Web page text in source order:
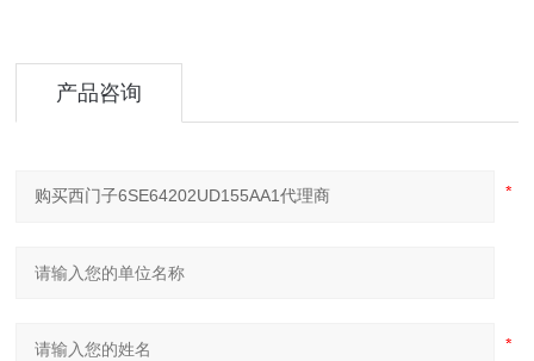
产品咨询